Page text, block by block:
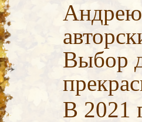
Андрею
Выбор
В 2021